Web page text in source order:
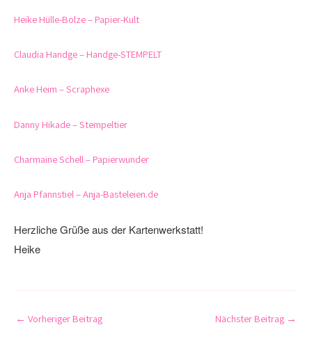
Heike Hülle-Bolze – Papier-Kult
Claudia Handge – Handge-STEMPELT
Anke Heim – Scraphexe
Danny Hikade – Stempeltier
Charmaine Schell – Papierwunder
Anja Pfannstiel – Anja-Basteleien.de
Herzliche Grüße aus der Kartenwerkstatt!
Heike
← Vorheriger Beitrag Nächster Beitrag →